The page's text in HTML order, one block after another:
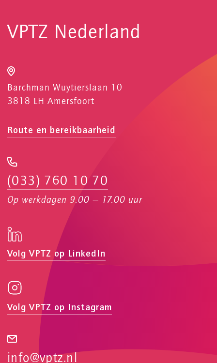
VPTZ Nederland
Barchman Wuytierslaan 10
3818 LH Amersfoort
Route en bereikbaarheid
(033) 760 10 70
Op werkdagen 9.00 — 17.00 uur
Volg VPTZ op LinkedIn
Volg VPTZ op Instagram
info@vptz.nl